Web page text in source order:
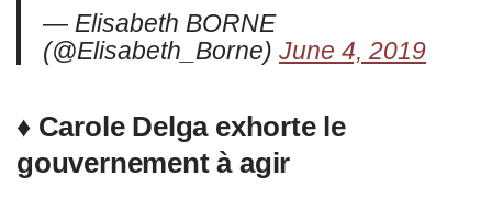
— Elisabeth BORNE
(@Elisabeth_Borne) June 4, 2019
♦ Carole Delga exhorte le
gouvernement à agir